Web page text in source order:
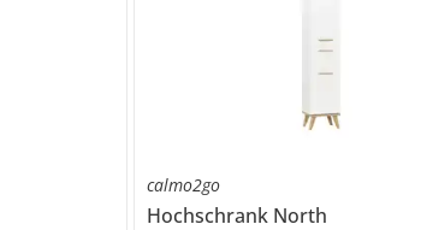
calmo2go
Hochschrank North